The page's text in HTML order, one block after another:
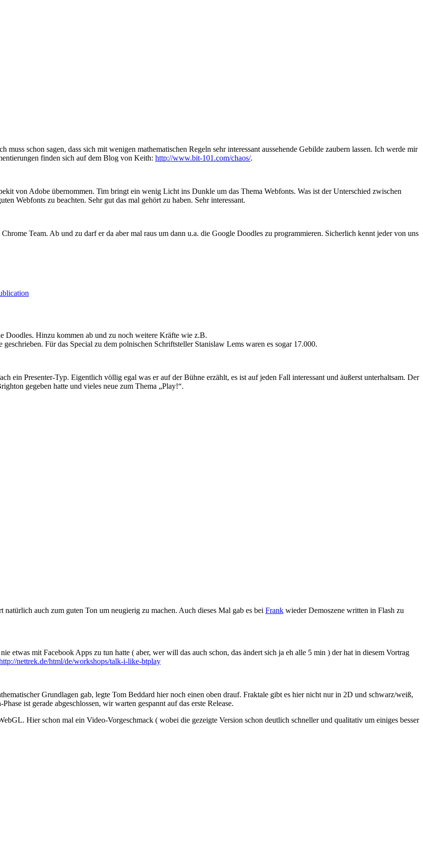
schon sagen, dass sich mit wenigen mathematischen Regeln sehr interessant aussehende Gebilde zaubern lassen. Ich werde mir
finden sich auf dem Blog von Keith: http://www.bit-101.com/chaos/.
von Adobe übernommen. Tim bringt ein wenig Licht ins Dunkle um das Thema Webfonts. Was ist der Unterschied zwischen
Webfonts zu beachten. Sehr gut das mal gehört zu haben. Sehr interessant.
Team. Ab und zu darf er da aber mal raus um dann u.a. die Google Doodles zu programmieren. Sicherlich kennt jeder von uns
Doodles. Hinzu kommen ab und zu noch weitere Kräfte wie z.B.
Für das Special zu dem polnischen Schriftsteller Stanislaw Lems waren es sogar 17.000.
ein Presenter-Typ. Eigentlich völlig egal was er auf der Bühne erzählt, es ist auf jeden Fall interessant und äußerst unterhaltsam. Der
gegeben hatte und vieles neue zum Thema „Play!“.
auch zum guten Ton um neugierig zu machen. Auch dieses Mal gab es bei Frank wieder Demoszene written in Flash zu
mit Facebook Apps zu tun hatte ( aber, wer will das auch schon, das ändert sich ja eh alle 5 min ) der hat in diesem Vortrag
nettrek.de/html/de/workshops/talk-i-like-btplay
Grundlagen gab, legte Tom Beddard hier noch einen oben drauf. Fraktale gibt es hier nicht nur in 2D und schwarz/weiß,
ist gerade abgeschlossen, wir warten gespannt auf das erste Release.
Hier schon mal ein Video-Vorgeschmack ( wobei die gezeigte Version schon deutlich schneller und qualitativ um einiges besser